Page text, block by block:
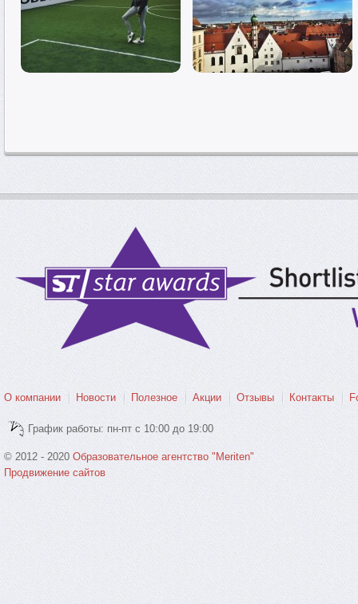
О компании Новости Полезное Акции Отзывы Контакты
График работы: пн-пт с 10:00 до 19:00
© 2012 - 2020 Образовательное агентство "Meriten"
Продвижение сайтов